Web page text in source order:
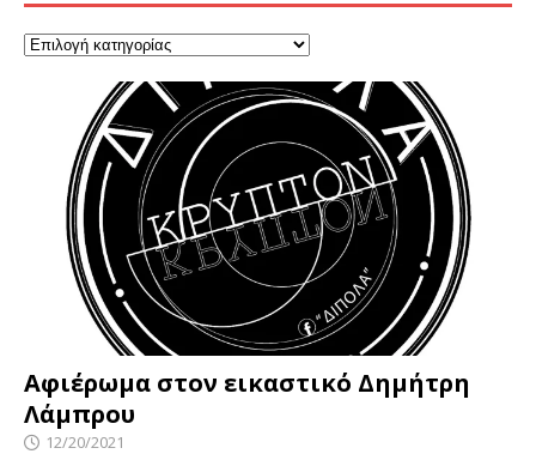
Αφιέρωμα στον εικαστικό Δημήτρη
Λάμπρου
12/20/2021